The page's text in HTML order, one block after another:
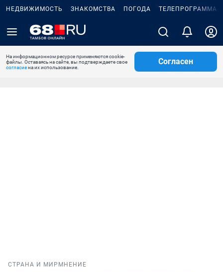
НЕДВИЖИМОСТЬ ЗНАКОМСТВА ПОГОДА ТЕЛЕПРОГРАММА
На информационном ресурсе применяются cookie-
файлы. Оставаясь на сайте, вы подтверждаете свое
согласиена их использование.
Согласен
СТРАНА И МИР МНЕНИЕ